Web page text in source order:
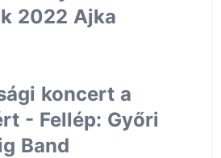
2022 Ajka
koncert a
- Fellép: Győri
Band